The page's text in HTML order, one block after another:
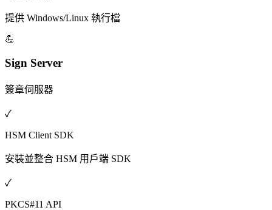
提供 Windows/Linux 執行檔
💪
Sign Server
簽章伺服器
✓
HSM Client SDK
安裝並整合 HSM 用戶端 SDK
✓
PKCS#11 API